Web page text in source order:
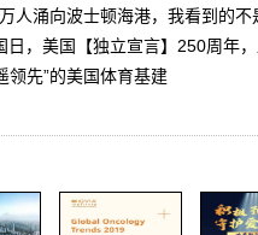
人涌向波士顿海港，我看到的不
日，美国【独立宣言】250周年
领先”的美国体育基建